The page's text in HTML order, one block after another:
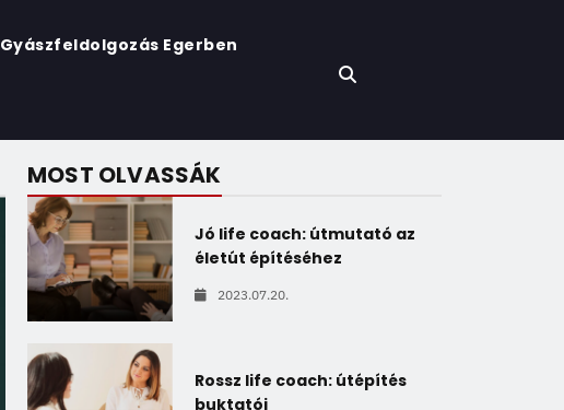
Gyászfeldolgozás Egerben
MOST OLVASSÁK
Jó life coach: útmutató az
életút építéséhez
2023.07.20.
Rossz life coach: útépítés
buktatói